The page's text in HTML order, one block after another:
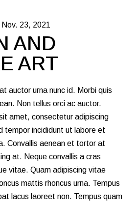
Nov. 23, 2021
AND
ART
auctor urna nunc id. Morbi quis
Non tellus orci ac auctor.
amet, consectetur adipiscing
tempor incididunt ut labore et
Convallis aenean et tortor at
at. Neque convallis a cras
vitae. Quam adipiscing vitae
mattis rhoncus urna. Tempus
lacus laoreet non. Tempus quam